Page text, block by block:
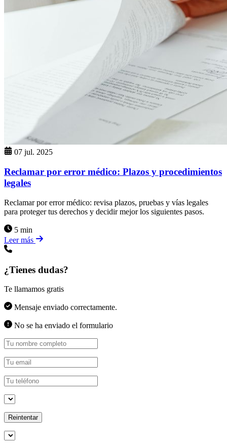
07 jul. 2025
Reclamar por error médico: Plazos y procedimientos
legales
Reclamar por error médico: revisa plazos, pruebas y vías legales
para proteger tus derechos y decidir mejor los siguientes pasos.
5 min
Leer más
¿Tienes dudas?
Te llamamos gratis
Mensaje enviado correctamente.
No se ha enviado el formulario
Reintentar